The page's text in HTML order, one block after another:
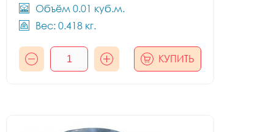
Объём 0.01 куб.м.
Вес: 0.418 кг.
КУПИТЬ